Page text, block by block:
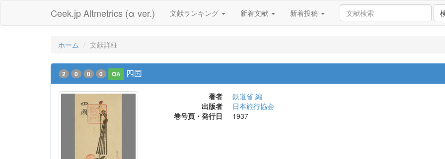
Ceek.jp Altmetrics (α ver.) 文献ランキング 新着文献 新着投稿
ホーム 文献詳細
2 0 0 0 OA 四国
著者
鉄道省 編
出版者
日本旅行協会
巻号頁・発行日
1937